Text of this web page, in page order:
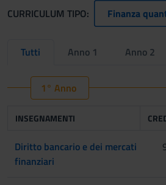
CURRICULUM TIPO: Finanza
Tutti Anno 1 Anno 2
1° Anno
INSEGNAMENTI
Diritto bancario e dei mercati
finanziari